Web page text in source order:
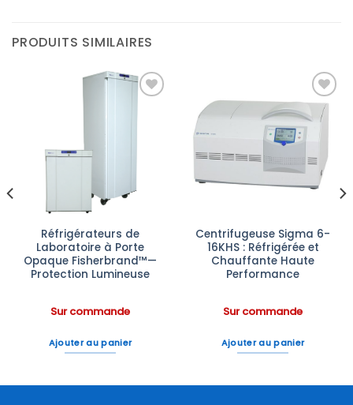
PRODUITS SIMILAIRES
Réfrigérateurs de
Laboratoire à Porte
Opaque Fisherbrand™—
Protection Lumineuse
Sur commande
Ajouter au panier
Ajouter
à la liste
d’envies
Centrifugeuse Sigma 6-
16KHS : Réfrigérée et
Chauffante Haute
Performance
Sur commande
Ajouter au panier